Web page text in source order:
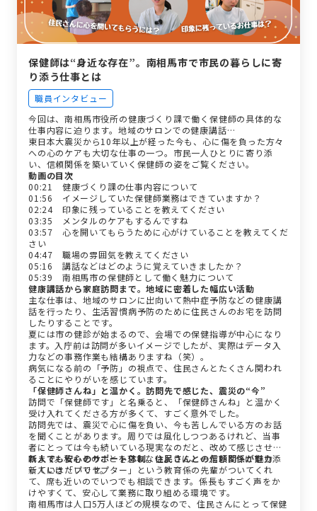
保健師は“身近な存在”。南相馬市で市民の暮らしに寄
り添う仕事とは
職員インタビュー
今回は、南相馬市役所の健康づくり課で働く保健師の具体的な
仕事内容に迫ります。地域のサロンでの健康講話…
東日本大震災から10年以上が経った今も、心に傷を負った方々
への心のケアも大切な仕事の一つ。市民一人ひとりに寄り添
い、信頼関係を築いていく保健師の姿をご覧ください。
動画の目次
00:21 健康づくり課の仕事内容について
01:56 イメージしていた保健師業務はできていますか？
02:24 印象に残っていることを教えてください
03:35 メンタルのケアもするんですね
03:57 心を開いてもらうために心がけていることを教えてくだ
さい
04:47 職場の雰囲気を教えてください
05:16 講話などはどのように覚えていきましたか？
05:39 南相馬市の保健師として働く魅力について
健康講話から家庭訪問まで。地域に密着した幅広い活動
主な仕事は、地域のサロンに出向いて熱中症予防などの健康講
話を行ったり、生活習慣病予防のために住民さんのお宅を訪問
したりすることです。
夏には市の健診が始まるので、会場での保健指導が中心になり
ます。入庁前は訪問が多いイメージでしたが、実際はデータ入
力などの事務作業も結構ありますね（笑）。
病気になる前の「予防」の視点で、住民さんとたくさん関われ
ることにやりがいを感じています。
「保健師さんね」と温かく。訪問先で感じた、震災の“今”
訪問で「保健師です」と名乗ると、「保健師さんね」と温かく
受け入れてくださる方が多くて、すごく意外でした。
訪問先では、震災で心に傷を負い、今も苦しんでいる方のお話
を聞くことがあります。周りでは風化しつつあるけれど、当事
者にとっては今も続いている現実なのだと、改めて感じさせら
れます。私もそのことを忘れないように、一人ひとりに寄り添
っていきたいです。
新人でも安心のサポート体制。住民さんとの信頼関係が魅力
新人には「プリセプター」という教育係の先輩がついてくれ
て、席も近いのでいつでも相談できます。係長もすごく声をか
けやすくて、安心して業務に取り組める環境です。
南相馬市は人口5万人ほどの規模なので、住民さんにとって保健